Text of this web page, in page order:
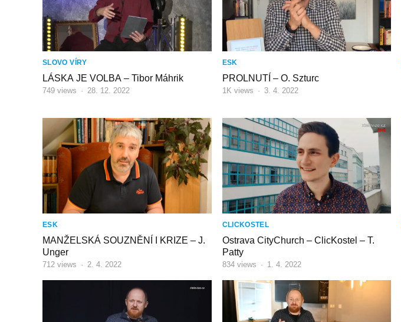
SLOVO VÍRY
LÁSKA JE VOLBA – Tibor Máhrik
749 views · 28. 12. 2022
ESK
PROLNUTÍ – O. Szturc
1K views · 3. 4. 2022
ESK
MANŽELSKÁ SOUZNĚNÍ I KRIZE – J.
Unger
712 views · 2. 4. 2022
CLICKOSTEL
Ostrava CityChurch – ClicKostel – T.
Patty
834views · 1. 4. 2022